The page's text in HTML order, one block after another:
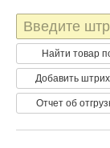
Штрих-
код
Найти товар
Добавить
Отчет об